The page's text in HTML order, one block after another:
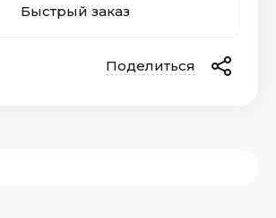
Быстрый заказ
Поделиться